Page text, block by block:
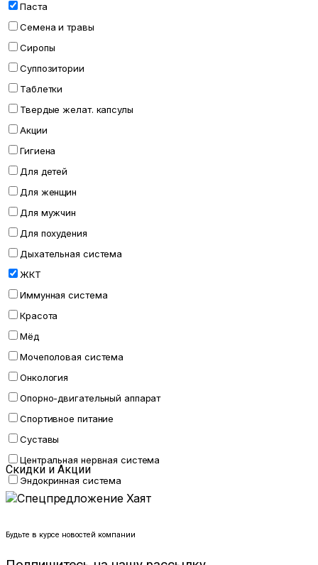
Паста
Семена и травы
Сиропы
Суппозитории
Таблетки
Твердые желат. капсулы
Акции
Гигиена
Для детей
Для женщин
Для мужчин
Для похудения
Дыхательная система
ЖКТ
Иммунная система
Красота
Мёд
Мочеполовая система
Онкология
Опорно-двигательный аппарат
Спортивное питание
Суставы
Центральная нервная система
Эндокринная система
Скидки и Акции
Будьте в курсе новостей компании